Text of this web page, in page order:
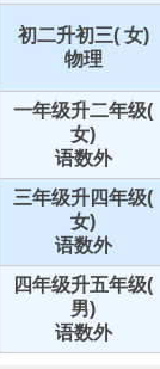
初二升初三( 女)
物理
一年级升二年级(
女)
语数外
三年级升四年级(
女)
语数外
四年级升五年级(
男)
语数外